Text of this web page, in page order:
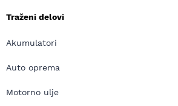
Traženi delovi
Akumulatori
Auto oprema
Motorno ulje